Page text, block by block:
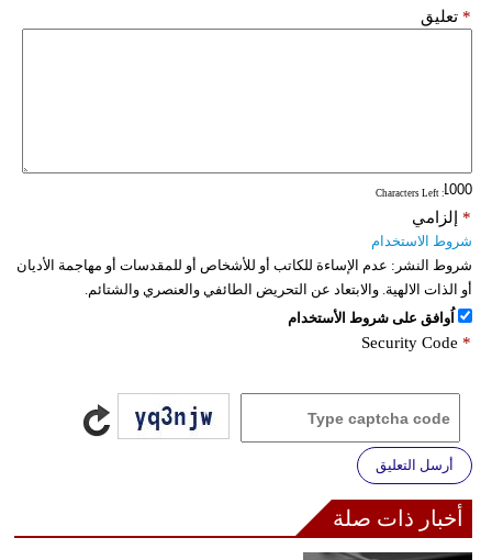
تعليق *
: Characters Left
إلزامي *
شروط الاستخدام
شروط النشر: عدم الإساءة للكاتب أو للأشخاص أو للمقدسات أو مهاجمة الأديان
أو الذات الالهية. والابتعاد عن التحريض الطائفي والعنصري والشتائم.
اُوافق على شروط الأستخدام
Security Code *
أرسل التعليق
أخبار ذات صلة